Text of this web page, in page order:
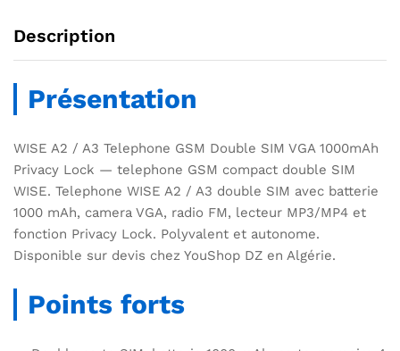
Description
Présentation
WISE A2 / A3 Telephone GSM Double SIM VGA 1000mAh
Privacy Lock — telephone GSM compact double SIM
WISE. Telephone WISE A2 / A3 double SIM avec batterie
1000 mAh, camera VGA, radio FM, lecteur MP3/MP4 et
fonction Privacy Lock. Polyvalent et autonome.
Disponible sur devis chez YouShop DZ en Algérie.
Points forts